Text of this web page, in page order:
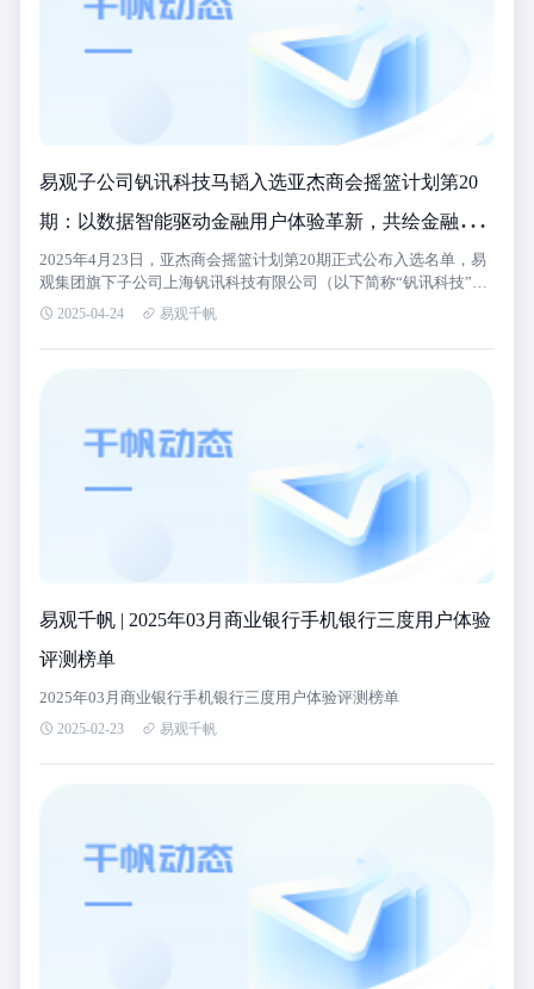
易观子公司钒讯科技马韬入选亚杰商会摇篮计划第20
期：以数据智能驱动金融用户体验革新，共绘金融数
智发展新蓝图
2025年4月23日，亚杰商会摇篮计划第20期正式公布入选名单，易
观集团旗下子公司上海钒讯科技有限公司（以下简称“钒讯科技”）
CEO马韬正式入选成员。
2025-04-24 易观千帆
易观千帆 | 2025年03月商业银行手机银行三度用户体验
评测榜单
2025年03月商业银行手机银行三度用户体验评测榜单
2025-02-23 易观千帆